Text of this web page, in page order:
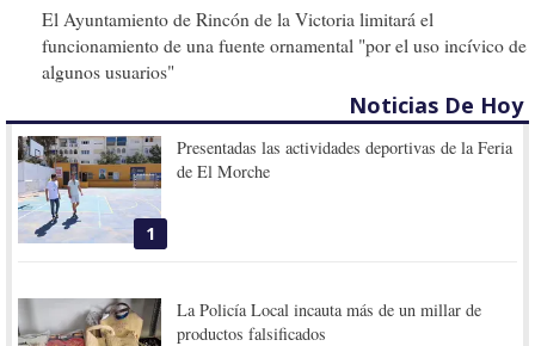
El Ayuntamiento de Rincón de la Victoria limitará el
funcionamiento de una fuente ornamental "por el uso incívico de
algunos usuarios"
Noticias De Hoy
1
Presentadas las actividades deportivas de la Feria
de El Morche
La Policía Local incauta más de un millar de
productos falsificados